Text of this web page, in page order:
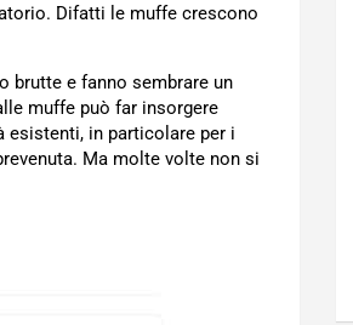
Difatti le muffe crescono
brutte e fanno sembrare un
muffe può far insorgere
esistenti, in particolare per i
Ma molte volte non si